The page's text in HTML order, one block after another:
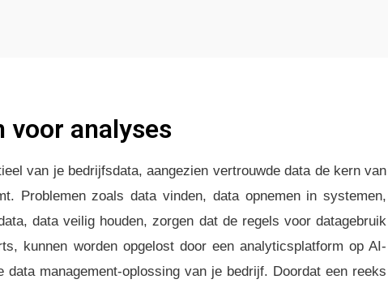
voor analyses
van je bedrijfsdata, aangezien vertrouwde data de kern van
Problemen zoals data vinden, data opnemen in systemen,
data veilig houden, zorgen dat de regels voor datagebruik
kunnen worden opgelost door een analyticsplatform op AI-
data management-oplossing van je bedrijf. Doordat een reeks